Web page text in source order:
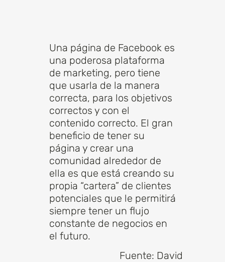
Una página de Facebook es
una poderosa plataforma
de marketing, pero tiene
que usarla de la manera
correcta, para los objetivos
correctos y con el
contenido correcto. El gran
beneficio de tener su
página y crear una
comunidad alrededor de
ella es que está creando su
propia “cartera” de clientes
potenciales que le permitirá
siempre tener un flujo
constante de negocios en
el futuro.
Fuente: David